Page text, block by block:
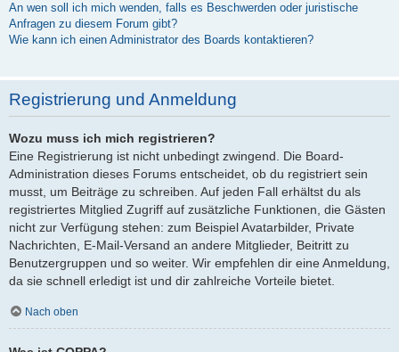
An wen soll ich mich wenden, falls es Beschwerden oder juristische
Anfragen zu diesem Forum gibt?
Wie kann ich einen Administrator des Boards kontaktieren?
Registrierung und Anmeldung
Wozu muss ich mich registrieren?
Eine Registrierung ist nicht unbedingt zwingend. Die Board-
Administration dieses Forums entscheidet, ob du registriert sein
musst, um Beiträge zu schreiben. Auf jeden Fall erhältst du als
registriertes Mitglied Zugriff auf zusätzliche Funktionen, die Gästen
nicht zur Verfügung stehen: zum Beispiel Avatarbilder, Private
Nachrichten, E-Mail-Versand an andere Mitglieder, Beitritt zu
Benutzergruppen und so weiter. Wir empfehlen dir eine Anmeldung,
da sie schnell erledigt ist und dir zahlreiche Vorteile bietet.
Nach oben